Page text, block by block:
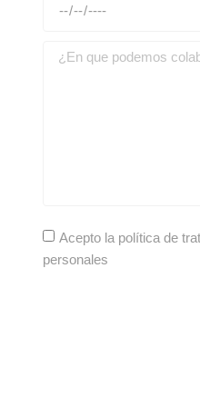
Acepto la política de
personales